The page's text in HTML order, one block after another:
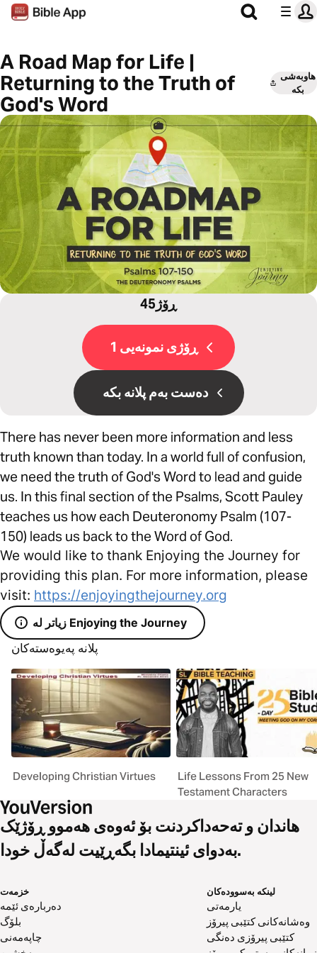
A Road Map for Life |
Returning to the Truth of
God's Word
هاوبەشی
بکە
45ڕۆژ
ڕۆژی نمونەیی 1
دەست بەم پلانە بکە
There has never been more information and less
truth known than today. In a world full of confusion,
we need the truth of God's Word to lead and guide
us. In this final section of the Psalms, Scott Pauley
teaches us how each Deuteronomy Psalm (107-
150) leads us back to the Word of God.
We would like to thank Enjoying the Journey for
providing this plan. For more information, please
visit: https://enjoyingthejourney.org
زیاتر لە Enjoying the Journey
پلانە پەیوەستەکان
Developing Christian Virtues
Life Lessons From 25 New
Testament Characters
هاندان و تەحەداکردنت بۆ ئەوەی هەموو ڕۆژێک
بەدوای ئینتیمادا بگەڕێیت لەگەڵ خودا.
خزمەت
دەربارەی ئێمە
بلۆگ
چاپەمەنی
لینکە بەسوودەکان
یارمەتی
وەشانەکانی کتێبی پیرۆز
کتێبی پیرۆزی دەنگی